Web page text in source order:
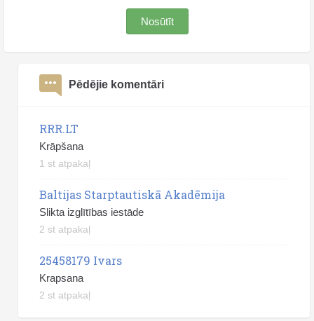
Nosūtīt
Pēdējie komentāri
RRR.LT
Krāpšana
1 st atpakaļ
Baltijas Starptautiskā Akadēmija
Slikta izglītības iestāde
2 st atpakaļ
25458179 Ivars
Krapsana
2 st atpakaļ